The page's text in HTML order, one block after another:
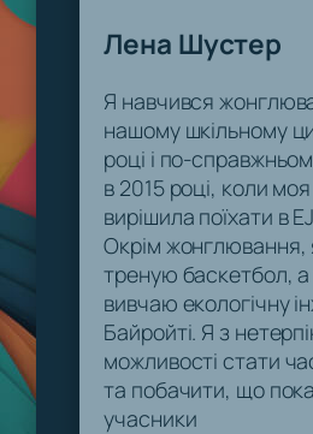
Лена Шустер
Я навчився
нашому шкільному
році і по-
в 2015 році, коли
вирішила поїхати в
Окрім жонглювання,
треную баскетбол,
вивчаю екологічну
Байройті. Я з
можливості стати
та побачити, що
учасники